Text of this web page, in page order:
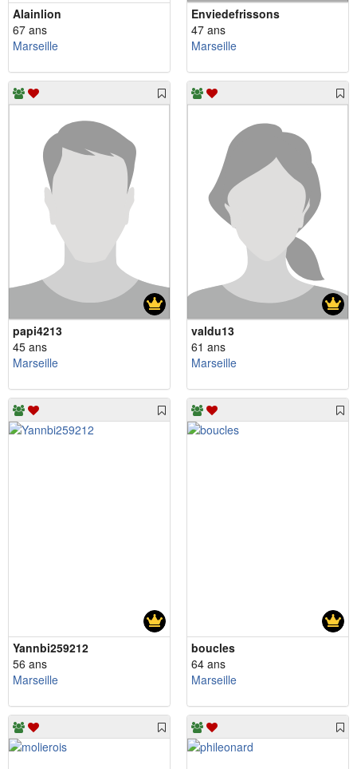
Alainlion
67 ans
Marseille
Enviedefrissons
47 ans
Marseille
papi4213
45 ans
Marseille
valdu13
61 ans
Marseille
Yannbi259212
56 ans
Marseille
boucles
64 ans
Marseille